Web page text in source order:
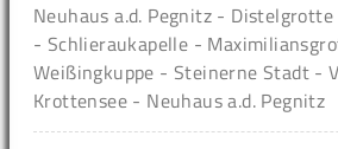
Neuhaus a.d. Pegnitz -
- Schlieraukapelle -
Weißingkuppe - Steinerne Stadt -
Krottensee - Neuhaus a.d. Pegnitz